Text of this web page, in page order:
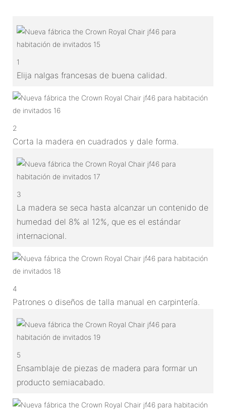
1
Elija nalgas francesas de buena calidad.
2
Corta la madera en cuadrados y dale forma.
3
La madera se seca hasta alcanzar un contenido de
humedad del 8% al 12%, que es el estándar
internacional.
4
Patrones o diseños de talla manual en carpintería.
5
Ensamblaje de piezas de madera para formar un
producto semiacabado.